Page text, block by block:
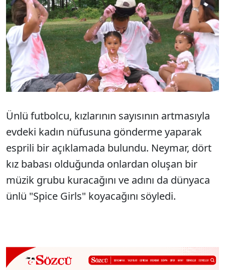
Ünlü futbolcu, kızlarının sayısının artmasıyla
evdeki kadın nüfusuna gönderme yaparak
esprili bir açıklamada bulundu. Neymar, dört
kız babası olduğunda onlardan oluşan bir
müzik grubu kuracağını ve adını da dünyaca
ünlü "Spice Girls" koyacağını söyledi.